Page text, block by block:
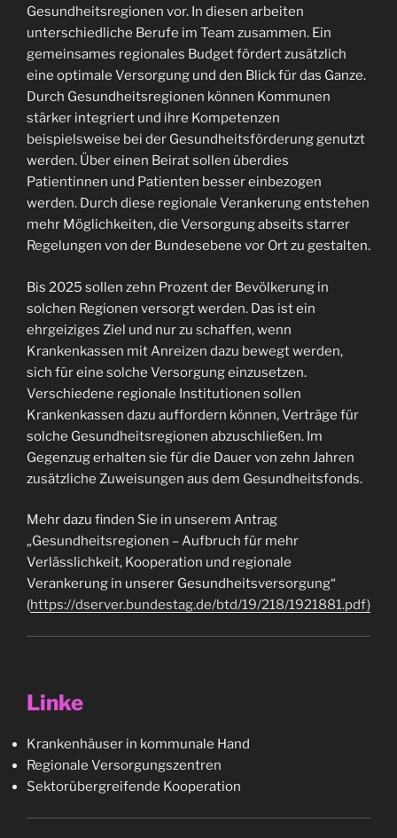
Gesundheitsregionen vor. In diesen arbeiten
unterschiedliche Berufe im Team zusammen. Ein
gemeinsames regionales Budget fördert zusätzlich
eine optimale Versorgung und den Blick für das Ganze.
Durch Gesundheitsregionen können Kommunen
stärker integriert und ihre Kompetenzen
beispielsweise bei der Gesundheitsförderung genutzt
werden. Über einen Beirat sollen überdies
Patientinnen und Patienten besser einbezogen
werden. Durch diese regionale Verankerung entstehen
mehr Möglichkeiten, die Versorgung abseits starrer
Regelungen von der Bundesebene vor Ort zu gestalten.
Bis 2025 sollen zehn Prozent der Bevölkerung in
solchen Regionen versorgt werden. Das ist ein
ehrgeiziges Ziel und nur zu schaffen, wenn
Krankenkassen mit Anreizen dazu bewegt werden,
sich für eine solche Versorgung einzusetzen.
Verschiedene regionale Institutionen sollen
Krankenkassen dazu auffordern können, Verträge für
solche Gesundheitsregionen abzuschließen. Im
Gegenzug erhalten sie für die Dauer von zehn Jahren
zusätzliche Zuweisungen aus dem Gesundheitsfonds.
Mehr dazu finden Sie in unserem Antrag
„Gesundheitsregionen – Aufbruch für mehr
Verlässlichkeit, Kooperation und regionale
Verankerung in unserer Gesundheitsversorgung“
(https://dserver.bundestag.de/btd/19/218/1921881.pdf)
Linke
Krankenhäuser in kommunale Hand
Regionale Versorgungszentren
Sektorübergreifende Kooperation